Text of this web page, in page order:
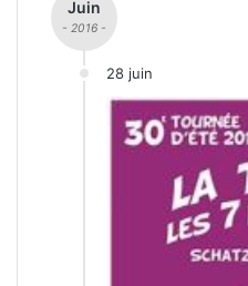
Juin
- 2016 -
28 juin